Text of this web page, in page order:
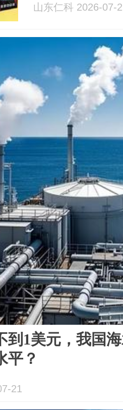
山东仁科 2026-07-
到1美元，我国
平？
21